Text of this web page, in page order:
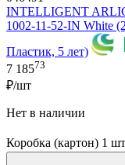
INTELLIGENT
1002-11-52-IN White
Пластик, 5 лет)
7 18573
₽/шт
Нет в наличии
Коробка (картон) 1